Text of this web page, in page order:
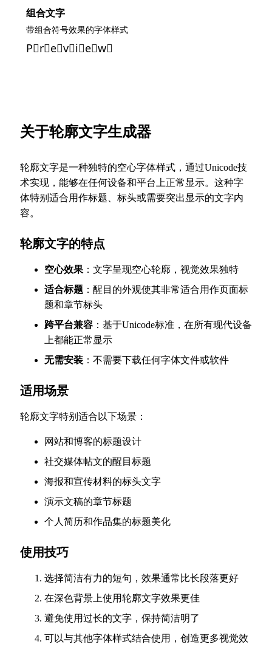
组合文字
带组合符号效果的字体样式
P⃠r⃠e⃠v⃠i⃠e⃠w⃠
关于轮廓文字生成器
轮廓文字是一种独特的空心字体样式，通过Unicode技
术实现，能够在任何设备和平台上正常显示。这种字
体特别适合用作标题、标头或需要突出显示的文字内
容。
轮廓文字的特点
空心效果 ：文字呈现空心轮廓，视觉效果独特
适合标题 ：醒目的外观使其非常适合用作页面标
题和章节标头
跨平台兼容 ：基于Unicode标准，在所有现代设备
上都能正常显示
无需安装 ：不需要下载任何字体文件或软件
适用场景
轮廓文字特别适合以下场景：
网站和博客的标题设计
社交媒体帖文的醒目标题
海报和宣传材料的标头文字
演示文稿的章节标题
个人简历和作品集的标题美化
使用技巧
选择简洁有力的短句，效果通常比长段落更好
在深色背景上使用轮廓文字效果更佳
避免使用过长的文字，保持简洁明了
可以与其他字体样式结合使用，创造更多视觉效